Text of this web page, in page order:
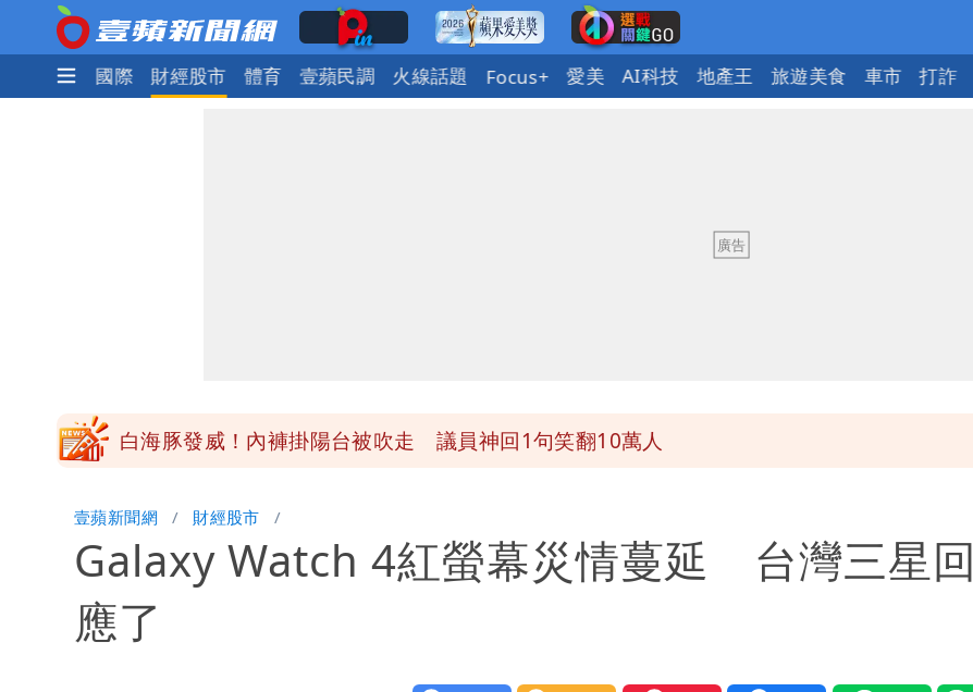
社會 國際 財經股市 體育 壹蘋民調 火線話題 Focus+ 愛美 AI科技 地產王 旅遊美食 車市 打詐
白海豚發威！內褲掛陽台被吹走 議員神回1句笑翻10萬人
民間採購BNT源頭 鄭運鵬：有群人故意「洗腦台灣人兩觀念」
「琵鷺」颱風生成！三颱共舞路徑曝光
壹蘋新聞網 財經股市
Galaxy Watch 4紅螢幕災情蔓延 台灣三星回
應了